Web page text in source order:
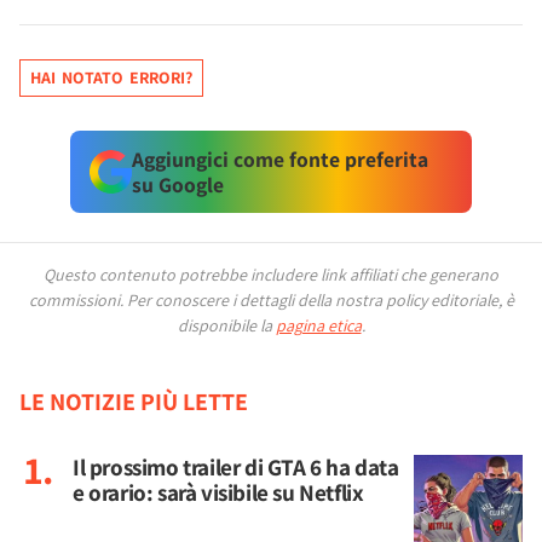
HAI NOTATO ERRORI?
Aggiungici come fonte preferita
su Google
Questo contenuto potrebbe includere link affiliati che generano
commissioni. Per conoscere i dettagli della nostra policy editoriale, è
disponibile la pagina etica.
LE NOTIZIE PIÙ LETTE
Il prossimo trailer di GTA 6 ha data
e orario: sarà visibile su Netflix